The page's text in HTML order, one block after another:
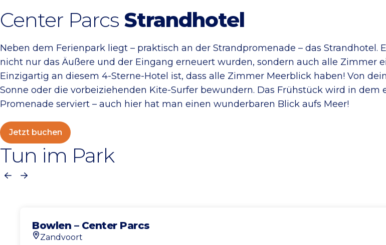
Center Parcs Strandhotel
Neben dem Ferienpark liegt – praktisch an der Strandpromenade – das Strandhotel.
nicht nur das Äußere und der Eingang erneuert wurden, sondern auch alle Zimmer
Einzigartig an diesem 4-Sterne-Hotel ist, dass alle Zimmer Meerblick haben! Von
Sonne oder die vorbeiziehenden Kite-Surfer bewundern. Das Frühstück wird in dem
Promenade serviert – auch hier hat man einen wunderbaren Blick aufs Meer!
Jetzt buchen
Tun im Park
Vorherige
Nächste
Bowlen – Center Parcs
Zandvoort